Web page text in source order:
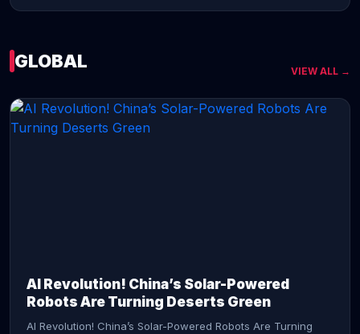
GLOBAL VIEW ALL →
AI Revolution! China’s Solar-Powered
Robots Are Turning Deserts Green
AI Revolution! China’s Solar-Powered Robots Are Turning